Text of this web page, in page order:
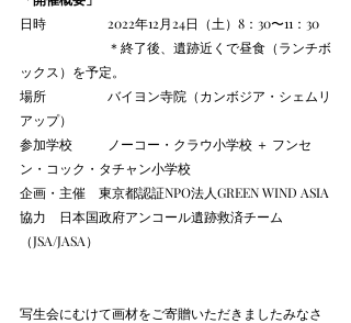
日時		2022年12月24日（土）8：30〜11：30
ックス）を予定。
場所		バイヨン寺院（カンボジア・シェムリ
アップ）
参加学校	ノーコー・クラウ小学校 ＋ フンセ
ン・コック・タチャン小学校
企画・主催　東京都認証NPO法人GREEN WIND ASIA
協力　日本国政府アンコール遺跡救済チーム
（JSA/JASA）
写生会にむけて画材をご寄贈いただきましたみなさ